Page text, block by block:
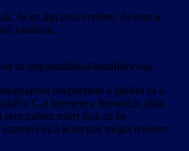
de ez ágyúval verébre, és nem a
ráadásul..
az implentálással/installációval.
telepítettem a játékot és a
a C-n keresete a firewatch_data
tudom miért hisz az én
ez a könyvtár mégis teljesen